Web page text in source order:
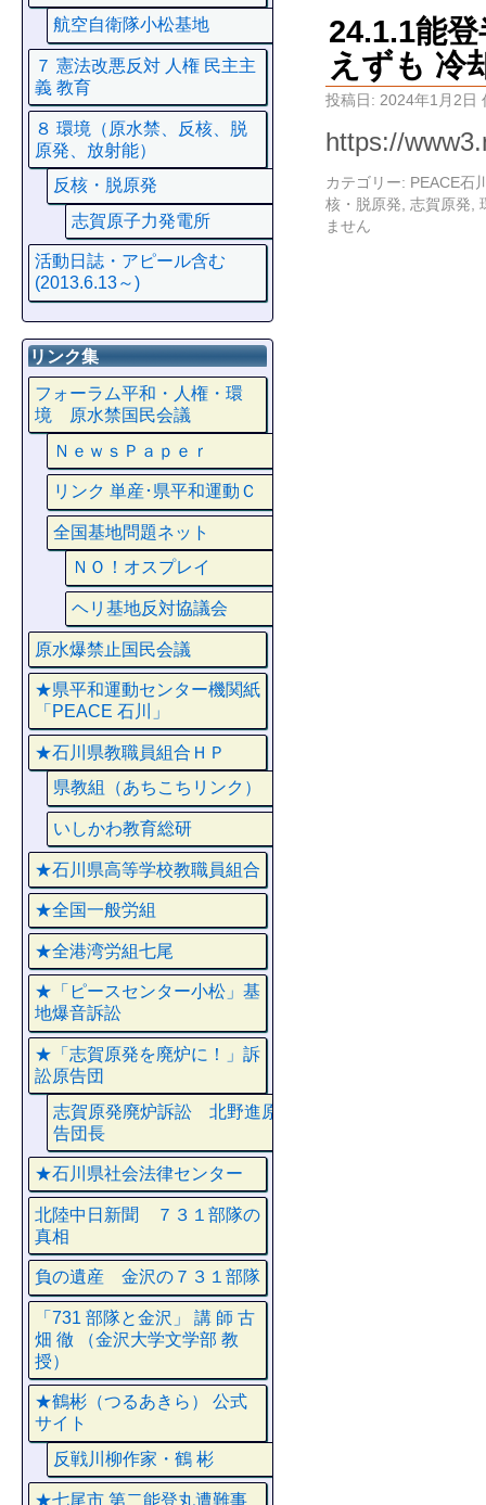
24.1.1能
えずも 冷
投稿日: 2024年1月2日
https://
カテゴリー: PEACE石
核・脱原発 志賀原発
ません
航空自衛隊小松基地
７ 憲法改悪反対 人権 民主主
義 教育
８ 環境（原水禁、反核、脱
原発、放射能）
反核・脱原発
志賀原子力発電所
活動日誌・アピール含む
(2013.6.13～)
リンク集
フォーラム平和・人権・環
境 原水禁国民会議
ＮｅｗｓＰａｐｅｒ
リンク 単産･県平和運動Ｃ
全国基地問題ネット
ＮＯ！オスプレイ
ヘリ基地反対協議会
原水爆禁止国民会議
★県平和運動センター機関紙
「PEACE 石川」
★石川県教職員組合ＨＰ
県教組（あちこちリンク）
いしかわ教育総研
★石川県高等学校教職員組合
★全国一般労組
★全港湾労組七尾
★「ピースセンター小松」基
地爆音訴訟
★「志賀原発を廃炉に！」訴
訟原告団
志賀原発廃炉訴訟 北野進原
告団長
★石川県社会法律センター
北陸中日新聞 ７３１部隊の
真相
負の遺産 金沢の７３１部隊
「731 部隊と金沢」 講 師 古
畑 徹 （金沢大学文学部 教
授）
★鶴彬（つるあきら） 公式
サイト
反戦川柳作家・鶴 彬
★七尾市 第二能登丸遭難事